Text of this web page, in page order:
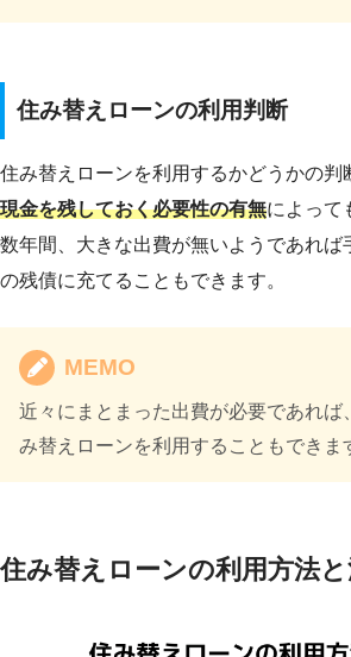
住み替えローンの利用判断
住み替えローンを利用するかどうかの判
現金を残しておく必要性の有無によって
数年間、大きな出費が無いようであれば
の残債に充てることもできます。
MEMO
近々にまとまった出費が必要であれば
み替えローンを利用することもできま
住み替えローンの利用方法